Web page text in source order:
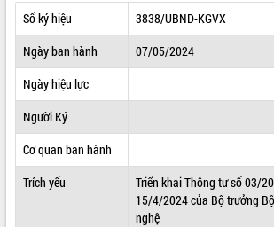
SỞ, BAN, NGÀNH
THÔNG TIN CHỈ ĐẠO ĐIỀU HÀNH
HỆ THỐNG VĂN BẢN
VĂN BẢN HĐND TỈNH
Số ký hiệu
3838/UBND-KGVX
Ngày ban hành
07/05/2024
Ngày hiệu lực
Người Ký
Cơ quan ban hành
Trích yếu
Triển khai Thông tư số 03/
15/4/2024 của Bộ trưởng
nghệ